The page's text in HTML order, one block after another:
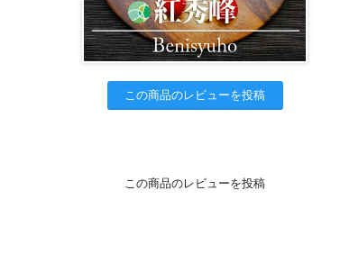
この商品のレビューを投稿
この商品のレビューを投稿